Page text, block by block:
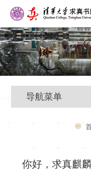
导航菜单
你好，求真麒